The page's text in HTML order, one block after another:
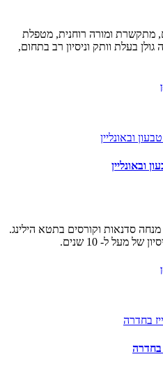
מתקשרת ומורה רוחנית, מטפלת
בעלת וותק וניסיון רב בתחום,
ובאונליין
סדנאות וקורסים בתטא הילינג.
מעל ל- 10 שנים.
בחדרה